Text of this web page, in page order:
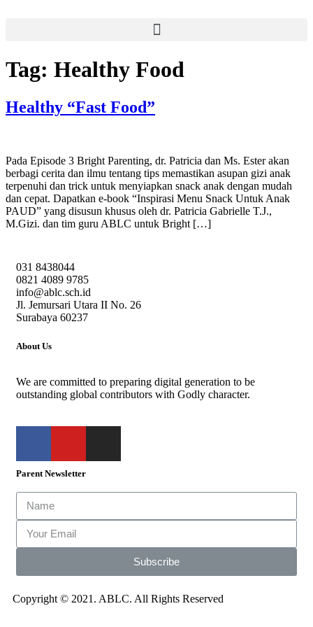
Tag: Healthy Food
Healthy “Fast Food”
Pada Episode 3 Bright Parenting, dr. Patricia dan Ms. Ester akan
berbagi cerita dan ilmu tentang tips memastikan asupan gizi anak
terpenuhi dan trick untuk menyiapkan snack anak dengan mudah
dan cepat. Dapatkan e-book “Inspirasi Menu Snack Untuk Anak
PAUD” yang disusun khusus oleh dr. Patricia Gabrielle T.J.,
M.Gizi. dan tim guru ABLC untuk Bright […]
031 8438044
0821 4089 9785
info@ablc.sch.id
Jl. Jemursari Utara II No. 26
Surabaya 60237
About Us
We are committed to preparing digital generation to be
outstanding global contributors with Godly character.
Parent Newsletter
Subscribe
Copyright © 2021. ABLC. All Rights Reserved